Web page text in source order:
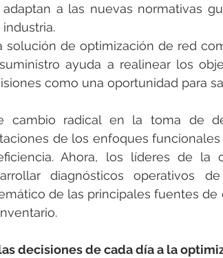
adaptan a las nuevas normativas
industria.
solución de optimización de red
ayuda a realinear los
como una oportunidad para
cambio radical en la toma de
de los enfoques
Ahora, los líderes de la
diagnósticos operativos
de las principales fuentes
decisiones de cada día a la